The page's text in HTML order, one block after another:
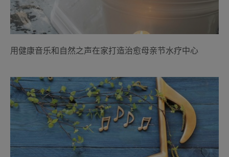
用健康音乐和自然之声在家打造治愈母亲节水疗中心